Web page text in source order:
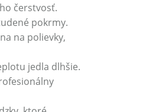
čerstvosť.
pokrmy.
na polievky,
jedla dlhšie.